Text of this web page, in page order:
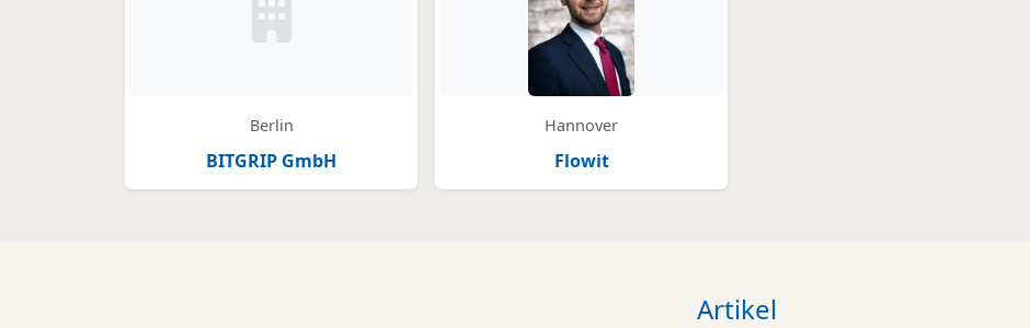
Kein Bild oder Logo hinterlegt
Berlin
BITGRIP GmbH
Hannover
Flowit
Artikel